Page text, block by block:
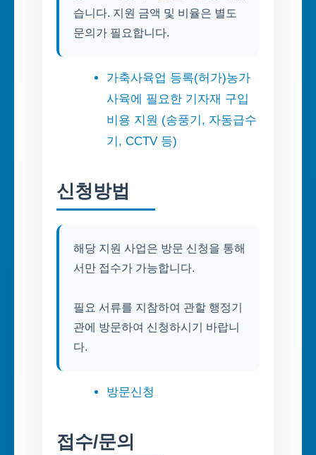
습니다. 지원 금액 및 비율은 별도
문의가 필요합니다.
가축사육업 등록(허가)농가
사육에 필요한 기자재 구입
비용 지원 (송풍기, 자동급수
기, CCTV 등)
신청방법
해당 지원 사업은 방문 신청을 통해
서만 접수가 가능합니다.
필요 서류를 지참하여 관할 행정기
관에 방문하여 신청하시기 바랍니
다.
방문신청
접수/문의